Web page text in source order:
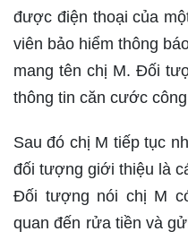
được điện thoại của
viên bảo hiểm thông
mang tên chị M. Đối
thông tin căn cước
Sau đó chị M tiếp tục
đối tượng giới thiệu là
Đối tượng nói chị M
quan đến rửa tiền và